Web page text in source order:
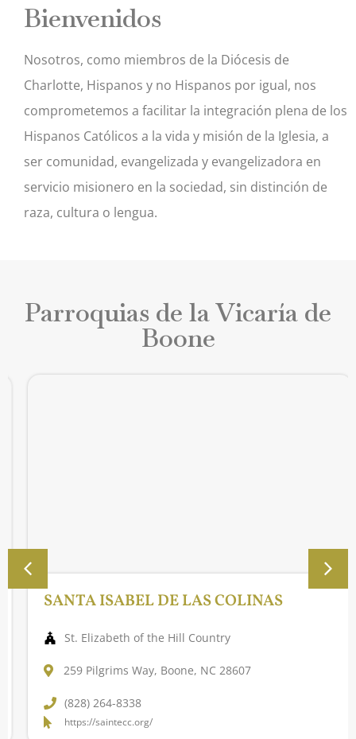
Bienvenidos
Nosotros, como miembros de la Diócesis de
Charlotte, Hispanos y no Hispanos por igual, nos
comprometemos a facilitar la integración plena de los
Hispanos Católicos a la vida y misión de la Iglesia, a
ser comunidad, evangelizada y evangelizadora en
servicio misionero en la sociedad, sin distinción de
raza, cultura o lengua.
Parroquias de la Vicaría de
Boone
SANTA ISABEL DE LAS COLINAS
St. Elizabeth of the Hill Country
259 Pilgrims Way, Boone, NC 28607
(828) 264-8338
https://saintecc.org/